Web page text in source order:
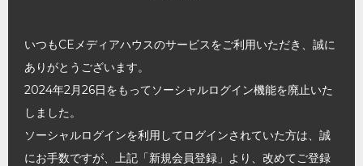
いつもCEメディアハウスのサービスをご利用いただき、誠に
ありがとうございます。
2024年2月26日をもってソーシャルログイン機能を廃止いた
しました。
ソーシャルログインを利用してログインされていた方は、誠
にお手数ですが、上記「新規会員登録」より、改めてご登録